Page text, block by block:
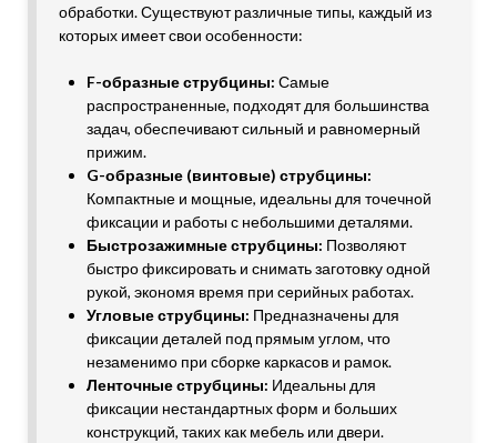
обработки. Существуют различные типы, каждый из
которых имеет свои особенности:
F-образные струбцины: Самые
распространенные, подходят для большинства
задач, обеспечивают сильный и равномерный
прижим.
G-образные (винтовые) струбцины:
Компактные и мощные, идеальны для точечной
фиксации и работы с небольшими деталями.
Быстрозажимные струбцины: Позволяют
быстро фиксировать и снимать заготовку одной
рукой, экономя время при серийных работах.
Угловые струбцины: Предназначены для
фиксации деталей под прямым углом, что
незаменимо при сборке каркасов и рамок.
Ленточные струбцины: Идеальны для
фиксации нестандартных форм и больших
конструкций, таких как мебель или двери.